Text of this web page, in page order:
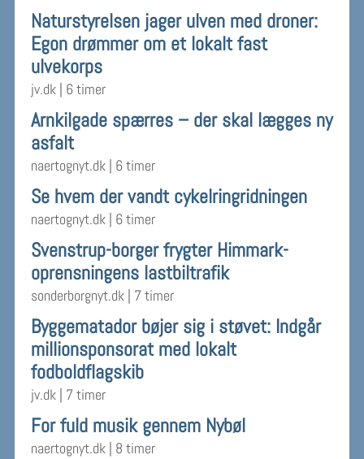
Naturstyrelsen jager ulven med droner:
Egon drømmer om et lokalt fast
ulvekorps
jv.dk| 6 timer
Arnkilgade spærres – der skal lægges ny
asfalt
naertognyt.dk| 6 timer
Se hvem der vandt cykelringridningen
naertognyt.dk| 6 timer
Svenstrup-borger frygter Himmark-
oprensningens lastbiltrafik
sonderborgnyt.dk| 7 timer
Byggematador bøjer sig i støvet: Indgår
millionsponsorat med lokalt
fodboldflagskib
jv.dk| 7 timer
For fuld musik gennem Nybøl
naertognyt.dk| 8 timer